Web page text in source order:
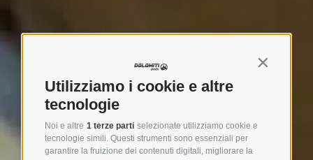
Continua
Utilizziamo i cookie e altre
tecnologie
Noi e altre 1 terze parti selezionate utilizziamo cookie e
tecnologie simili. Questi strumenti sono essenziali per
garantire la fruizione dei contenuti digitali, migliorare la